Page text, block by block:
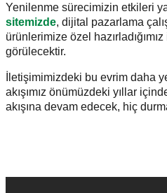
Yenilenme sürecimizin etkileri
sitemizde, dijital pazarlama
ürünlerimize özel
görülecektir.
İletişimimizdeki bu evrim daha
akışımız önümüzdeki yıllar
akışına devam edecek, hiç